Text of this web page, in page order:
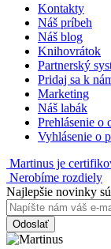
Kontakty
Náš príbeh
Náš blog
Knihovrátok
Partnerský
Pridaj sa k
Marketing
Náš labák
Prehlásenie o
Vyhlásenie o
Martinus je
Nerobíme rozdiely
Najlepšie novinky
Odoslať